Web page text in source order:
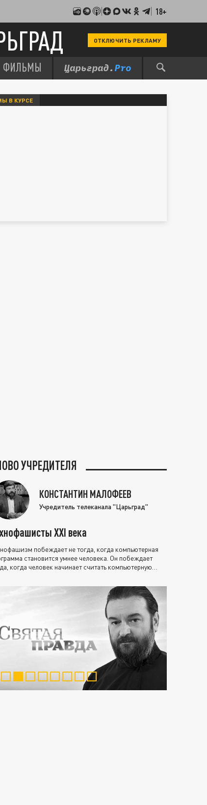
18+
ОТКЛЮЧИТЬ РЕКЛАМУ
ФИЛЬМЫ
В КУРСЕ
УЧРЕДИТЕЛЯ
КОНСТАНТИН МАЛОФЕЕВ
Учредитель телеканала "Царьград"
XXI века
побеждает не тогда, когда компьютерная
становится умнее человека. Он побеждает
когда человек начинает считать компьютерную